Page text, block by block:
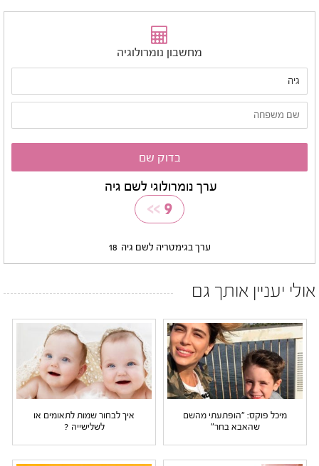
מחשבון נומרולוגיה
ערך נומרולוגי לשם גיה
9
>>
ערך בגימטריה לשם גיה 18
אולי יעניין אותך גם
מיכל פוקס: "הופתעתי מהשם
שהאבא בחר"
איך לבחור שמות לתאומים או
לשלישייה ?